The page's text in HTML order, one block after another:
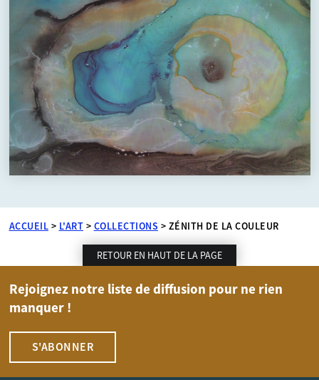
ACCUEIL > L'ART > COLLECTIONS > ZÉNITH DE LA COULEUR
RETOUR EN HAUT DE LA PAGE
Rejoignez notre liste de diffusion pour ne rien
manquer !
S'ABONNER